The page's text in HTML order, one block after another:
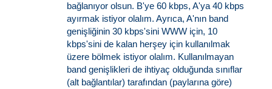
bağlanıyor olsun. B'ye 60 kbps, A'ya 40 kbps
ayırmak istiyor olalım. Ayrıca, A'nın band
genişliğinin 30 kbps'sini WWW için, 10
kbps'sini de kalan herşey için kullanılmak
üzere bölmek istiyor olalım. Kullanılmayan
band genişlikleri de ihtiyaç olduğunda sınıflar
(alt bağlantılar) tarafından (paylarına göre)